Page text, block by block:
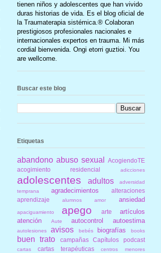
tienen niños y adolescentes que han vivido
duras historias de vida. Es el blog oficial de
la Traumaterapia sistémica.® Colaboran
prestigiosos profesionales nacionales e
internacionales expertos en trauma. Mi más
cordial bienvenida. Ongi etorri guztioi. You
are wellcome.
Buscar este blog
Etiquetas
abandono abuso sexual
AcogiendoTE
acogimiento residencial
adicciones
adolescentes adultos
adversidad
temprana
agradecimientos
alteraciones
aprendizaje
alumnos amor ansiedad
apaciguamiento apego arte
artículos
atención
Aute autocontrol autoestima
autolesiones avisos bebés biografías books
buen trato campañas Capítulos podcast
cartas cartas terapéuticas centros menores